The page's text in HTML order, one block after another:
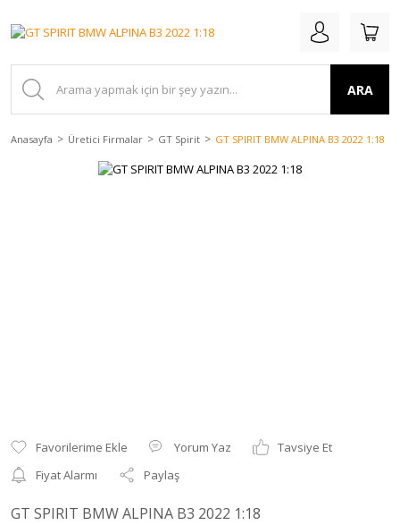
ARA
Anasayfa Üretici Firmalar GT Spirit GT SPIRIT BMW ALPINA B3 2022 1:18
Yorum Yaz
Tavsiye Et
Fiyat Alarmı
Paylaş
GT SPIRIT BMW ALPINA B3 2022 1:18